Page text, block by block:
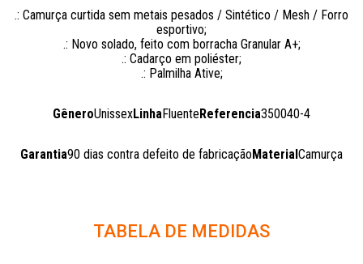
.: Camurça curtida sem metais pesados / Sintético / Mesh / Forro
esportivo;
.: Novo solado, feito com borracha Granular A+;
.: Cadarço em poliéster;
.: Palmilha Ative;
GêneroUnissexLinhaFluenteReferencia350040-4
Garantia90 dias contra defeito de fabricaçãoMaterialCamurça
TABELA DE MEDIDAS